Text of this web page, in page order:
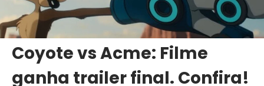
Coyote vs Acme: Filme
ganha trailer final. Confira!